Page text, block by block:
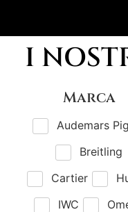
I
Marca
Audemars
Breitling
Cartier
IWC